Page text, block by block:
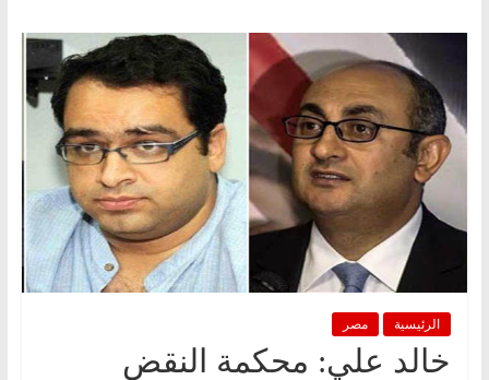
الرئيسية مصر
خالد علي: محكمة النقض